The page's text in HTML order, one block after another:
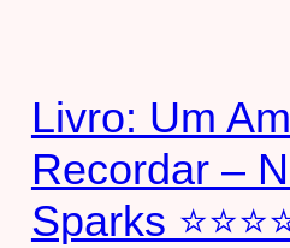
Livro: Um
Recordar –
Sparks